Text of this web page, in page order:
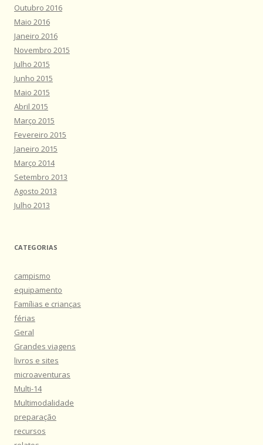
Outubro 2016
Maio 2016
Janeiro 2016
Novembro 2015
Julho 2015
Junho 2015
Maio 2015
Abril 2015
Março 2015
Fevereiro 2015
Janeiro 2015
Março 2014
Setembro 2013
Agosto 2013
Julho 2013
CATEGORIAS
campismo
equipamento
Famílias e crianças
férias
Geral
Grandes viagens
livros e sites
microaventuras
Multi-14
Multimodalidade
preparação
recursos